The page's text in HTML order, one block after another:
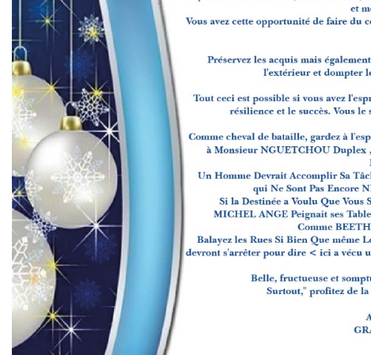
Découvrir
Contact & Aide
Besoin d'aide sur un produit
Sis à: